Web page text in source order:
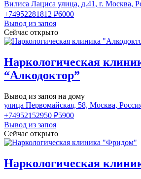
Вилиса Лациса улица, д.41, г. Москва,
+74952281812 ₽6000
Вывод из запоя
Сейчас открыто
Наркологическая
“Алкодоктор”
Вывод из запоя на дому
улица Первомайская, 58, Москва,
+74952152950 ₽5900
Вывод из запоя
Сейчас открыто
Наркологическая